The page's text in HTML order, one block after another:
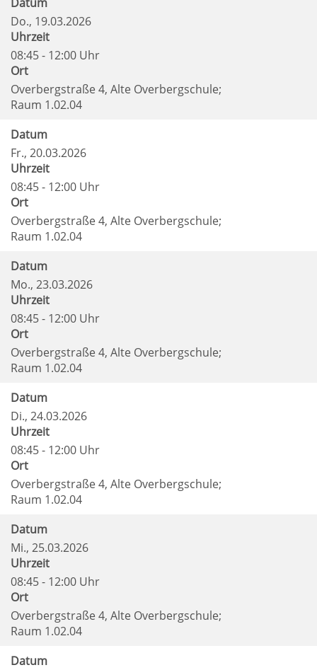
Do., 19.03.2026
Uhrzeit
08:45 - 12:00 Uhr
Ort
Overbergstraße 4, Alte Overbergschule;
Raum 1.02.04
Datum
Fr., 20.03.2026
Uhrzeit
08:45 - 12:00 Uhr
Ort
Overbergstraße 4, Alte Overbergschule;
Raum 1.02.04
Datum
Mo., 23.03.2026
Uhrzeit
08:45 - 12:00 Uhr
Ort
Overbergstraße 4, Alte Overbergschule;
Raum 1.02.04
Datum
Di., 24.03.2026
Uhrzeit
08:45 - 12:00 Uhr
Ort
Overbergstraße 4, Alte Overbergschule;
Raum 1.02.04
Datum
Mi., 25.03.2026
Uhrzeit
08:45 - 12:00 Uhr
Ort
Overbergstraße 4, Alte Overbergschule;
Raum 1.02.04
Datum